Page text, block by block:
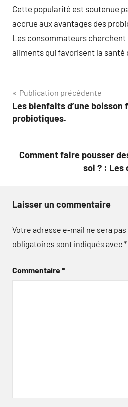
Cette popularité est soutenue
accrue aux avantages des
Les consommateurs cherchent
aliments qui favorisent la santé
Navigation
de
Publication précédente
Les bienfaits d’une
probiotiques.
Comment faire pousser
soi ? : Les
Laisser un commentaire
Votre adresse e-mail ne sera pas
obligatoires sont indiqués avec*
Commentaire*